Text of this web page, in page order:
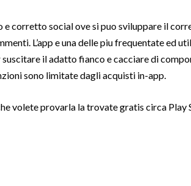
corretto social ove si puo sviluppare il
L’app e una delle piu frequentate ed
il adatto fianco e cacciare di
sono limitate dagli acquisti in-app.
volete provarla la trovate gratis circa Play